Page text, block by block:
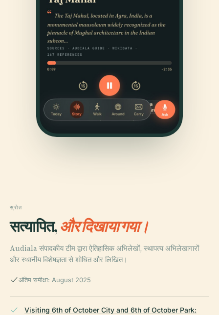
स्रोत
सत्यापित,और दिखाया गया।
Audiala संपादकीय टीम द्वारा ऐतिहासिक अभिलेखों, स्थापत्य अभिलेखागारों
और स्थानीय विशेषज्ञता से शोधित और लिखित।
अंतिम समीक्षा: August 2025
Visiting 6th of October City and 6th of October Park: